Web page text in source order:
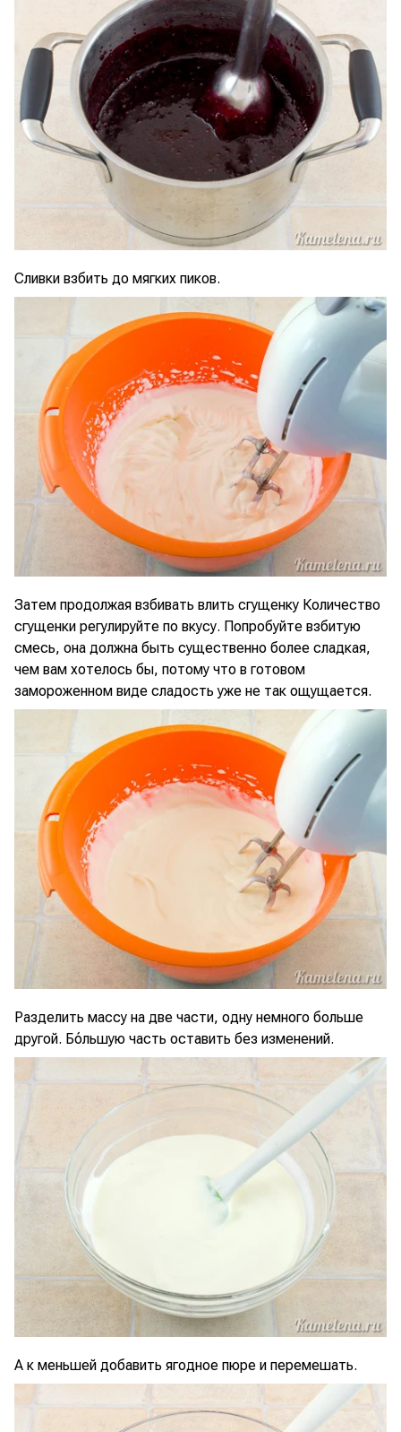
Сливки взбить до мягких пиков.
Затем продолжая взбивать влить сгущенку Количество
сгущенки регулируйте по вкусу. Попробуйте взбитую
смесь, она должна быть существенно более сладкая,
чем вам хотелось бы, потому что в готовом
замороженном виде сладость уже не так ощущается.
Разделить массу на две части, одну немного больше
другой. Бóльшую часть оставить без изменений.
А к меньшей добавить ягодное пюре и перемешать.